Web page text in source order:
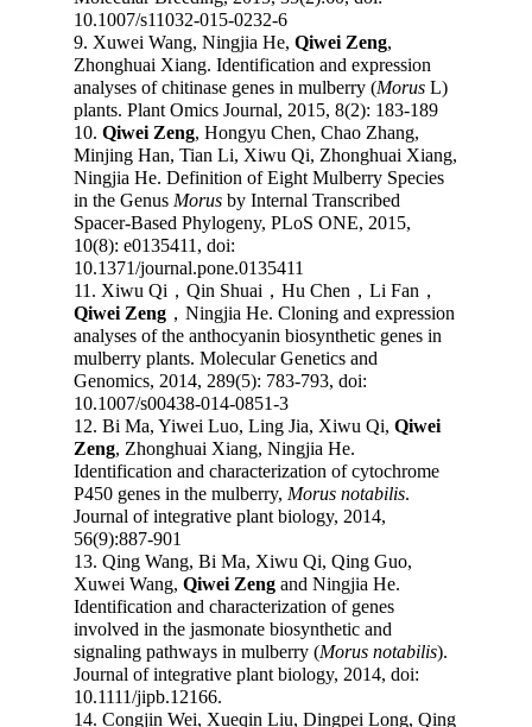
10.1007/s11032-015-0232-6
9. Xuwei Wang, Ningjia He,Qiwei Zeng,
Zhonghuai Xiang. Identification and expression
analyses of chitinase genes in mulberry (Morus L)
plants. Plant Omics Journal, 2015, 8(2): 183-189
10.Qiwei Zeng, Hongyu Chen, Chao Zhang,
Minjing Han, Tian Li, Xiwu Qi, Zhonghuai Xiang,
Ningjia He. Definition of Eight Mulberry Species
in the Genus Morus by Internal Transcribed
Spacer-Based Phylogeny, PLoS ONE, 2015,
10(8): e0135411, doi:
10.1371/journal.pone.0135411
11. Xiwu Qi ，Qin Shuai ，Hu Chen ，Li Fan ，
Qiwei Zeng ，Ningjia He. Cloning and expression
analyses of the anthocyanin biosynthetic genes in
mulberry plants. Molecular Genetics and
Genomics, 2014, 289(5): 783-793, doi:
10.1007/s00438-014-0851-3
12. Bi Ma, Yiwei Luo, Ling Jia, Xiwu Qi,Qiwei
Zeng, Zhonghuai Xiang, Ningjia He.
Identification and characterization of cytochrome
P450 genes in the mulberry, Morus notabilis.
Journal of integrative plant biology, 2014,
56(9):887-901
13. Qing Wang, Bi Ma, Xiwu Qi, Qing Guo,
Xuwei Wang,Qiwei Zeng and Ningjia He.
Identification and characterization of genes
involved in the jasmonate biosynthetic and
signaling pathways in mulberry (Morus notabilis).
Journal of integrative plant biology, 2014, doi:
10.1111/jipb.12166.
14. Congjin Wei, Xueqin Liu, Dingpei Long, Qing